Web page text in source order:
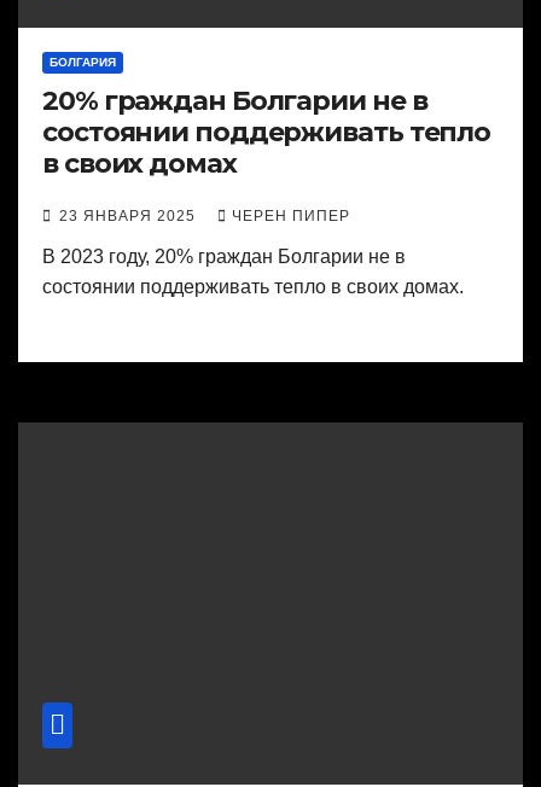
БОЛГАРИЯ
20% граждан Болгарии не в
состоянии поддерживать тепло
в своих домах
23 ЯНВАРЯ 2025 ЧЕРЕН ПИПЕР
В 2023 году, 20% граждан Болгарии не в
состоянии поддерживать тепло в своих домах.